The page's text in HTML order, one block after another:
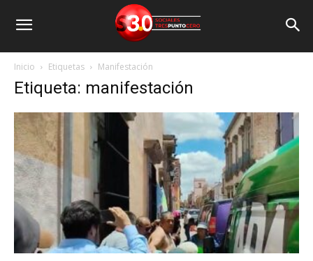
Inicio Etiquetas Manifestación
Etiqueta: manifestación